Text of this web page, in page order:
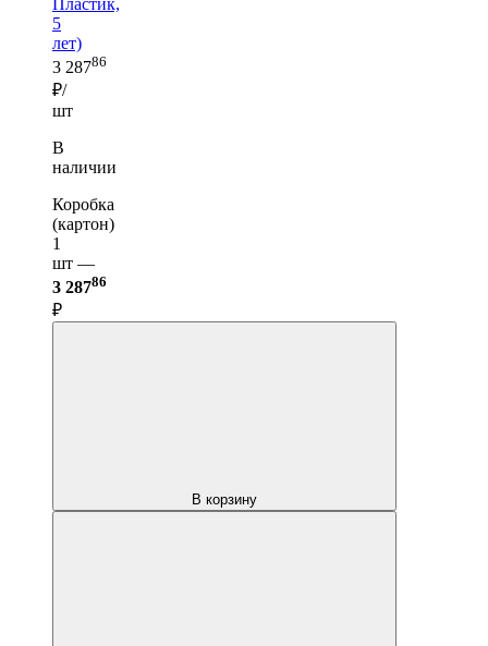
5
лет)
3 28786
₽/
шт
В
наличии
Коробка
(картон)
1
шт —
3 28786
₽
В корзину